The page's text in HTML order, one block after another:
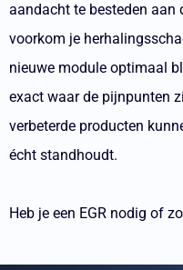
aandacht te besteden aan
voorkom je
nieuwe module optimaal
exact waar de pijnpunten
verbeterde producten
écht standhoudt.
Heb je een EGR nodig of